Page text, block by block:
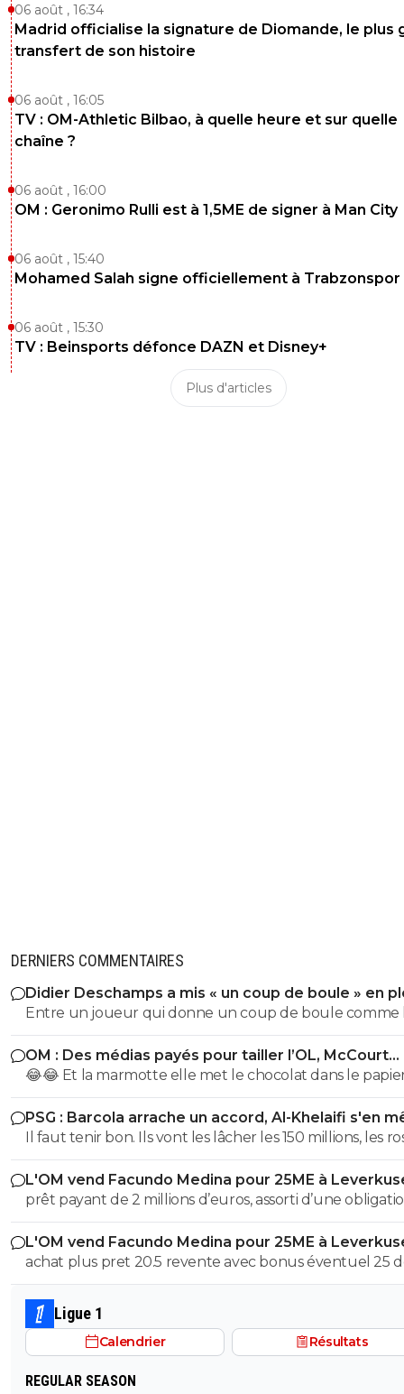
06 août , 16:34
Madrid officialise la signature de Diomande, le plus
transfert de son histoire
06 août , 16:05
TV : OM-Athletic Bilbao, à quelle heure et sur quelle
chaîne ?
06 août , 16:00
OM : Geronimo Rulli est à 1,5ME de signer à Man City
06 août , 15:40
Mohamed Salah signe officiellement à Trabzonspor
06 août , 15:30
TV : Beinsports défonce DAZN et Disney+
Plus d'articles
DERNIERS COMMENTAIRES
Didier Deschamps a mis « un coup de boule » en
Mondial
Entre un joueur qui donne un coup de boule comme
sélectionneur en poste, et la critique sur l' arrbitrage il
une sacré différence, l'arbitre n'a pas reçu de coup par
contre l' Italien lui oui Quel exemple pour les jeunes
poussent que de mettre un sélectionneur comme
vient d'être nommé !
OM : Des médias payés pour tailler l’OL, McCourt
accusé
😂😂 Et la marmotte elle met le chocolat dans le
pauvre foutre0. Les cons, ça ose tout, c'est même à ça
les reconnaît.
PSG : Barcola arrache un accord, Al-Khelaifi s'en
Il faut tenir bon. Ils vont les lâcher les 150 millions, les
!!
L'OM vend Facundo Medina pour 25ME à
prêt payant de 2 millions d’euros, assorti d’une
d’achat fixée à 18 millions, à laquelle s’ajoutent 2
bonus facilement atteignables
L'OM vend Facundo Medina pour 25ME à
achat plus pret 20.5 revente avec bonus éventuel 25
aux max 4.5M ce n'est pas avec cela que tu vas
caissesLigue 1
Calendrier Résultats
REGULAR SEASON